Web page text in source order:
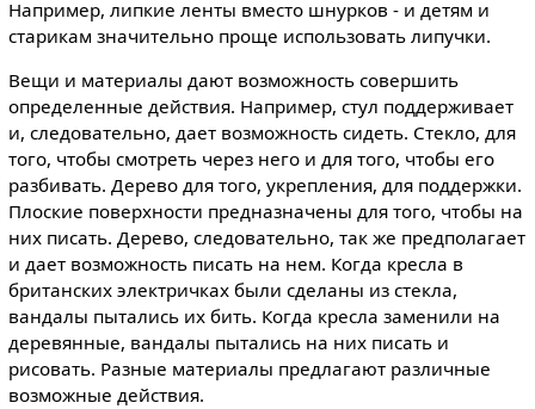
Например, липкие ленты вместо шнурков - и детям и
старикам значительно проще использовать липучки.
Вещи и материалы дают возможность совершить
определенные действия. Например, стул поддерживает
и, следовательно, дает возможность сидеть. Стекло, для
того, чтобы смотреть через него и для того, чтобы его
разбивать. Дерево для того, укрепления, для поддержки.
Плоские поверхности предназначены для того, чтобы на
них писать. Дерево, следовательно, так же предполагает
и дает возможность писать на нем. Когда кресла в
британских электричках были сделаны из стекла,
вандалы пытались их бить. Когда кресла заменили на
деревянные, вандалы пытались на них писать и
рисовать. Разные материалы предлагают различные
возможные действия.